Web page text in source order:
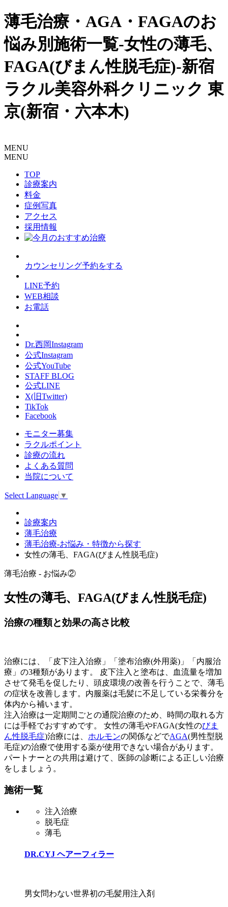
薄毛治療・AGA・FAGAのお
悩み別施術一覧-女性の薄毛、
FAGA(びまん性脱毛症)-新宿
ラクル美容外科クリニック 東
京(新宿・六本木)
MENU
MENU
TOP
診療案内
料金
症例写真
アクセス
採用情報
カウンセリング予約をする
LINE予約
WEB相談
お電話
Dr.西岡Instagram
公式Instagram
公式YouTube
STAFF BLOG
公式LINE
X(旧Twitter)
TikTok
Facebook
モニター募集
ラクルポイント
診療の流れ
よくある質問
当院について
Select Language ▼
診療案内
薄毛治療
薄毛治療-お悩み・特徴から探す
女性の薄毛、FAGA(びまん性脱毛症)
薄毛治療 - お悩み②
女性の薄毛、FAGA(びまん性脱毛症)
治療の種類と効果の高さ比較
治療には、「皮下注入治療」「塗布治療(外用薬)」「内服治
療」の3種類があります。 皮下注入と塗布は、血流量を増加
させて発毛を促したり、頭皮環境の改善を行うことで、薄毛
の症状を改善します。内服薬は毛髪に不足している栄養分を
体内から補います。
注入治療は一定期間ごとの通院治療のため、時間の取れる方
には手軽でおすすめです。 女性の薄毛やFAGA(女性のびま
ん性脱毛症)治療には、 ホルモンの関係などでAGA(男性型脱
毛症)の治療で使用する薬が使用できない場合があります。
パートナーとの共用は避けて、医師の診断による正しい治療
をしましょう。
施術一覧
注入治療
脱毛症
薄毛
DR.CYJ ヘアーフィラー
男女問わない世界初の毛髪用注入剤